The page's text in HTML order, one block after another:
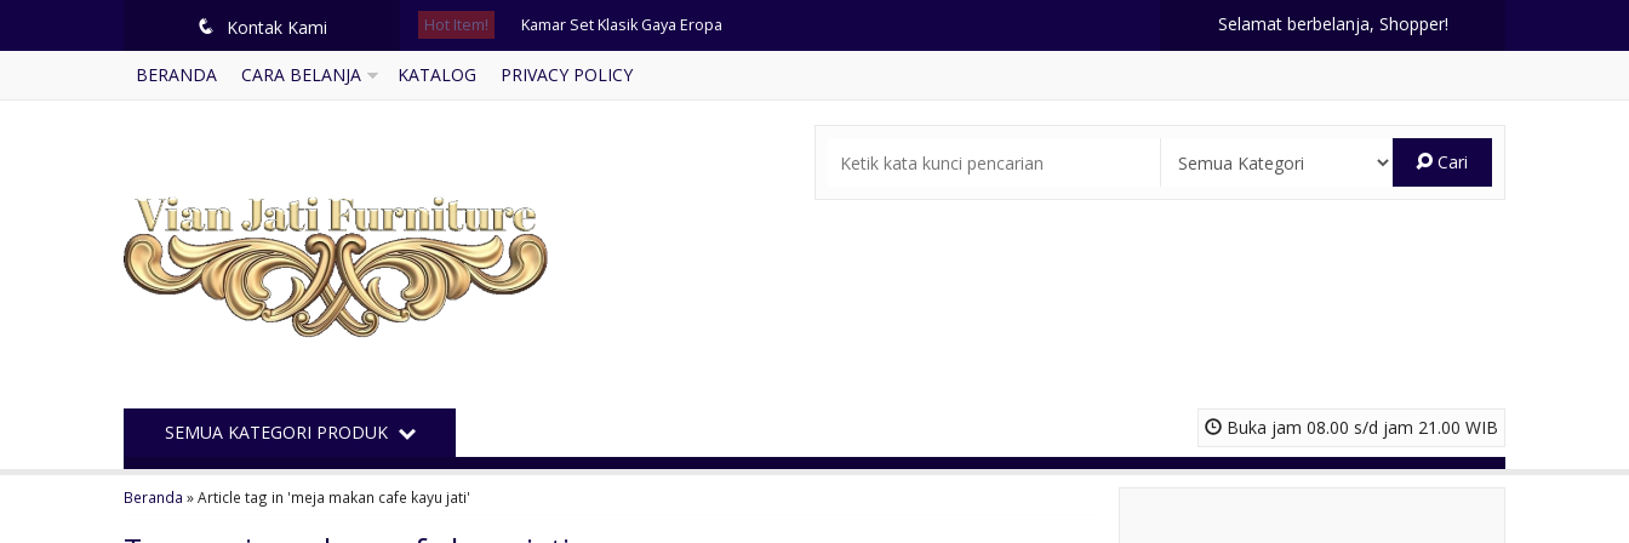
q Kontak Kami Hot Item! Kamar Set Klasik Gaya Eropa
Kursi Tamu Ukir Klasik Cat Emas
Buffet Tv Ukir Bunga Cantik
Meja Makan Ukiran Mewah Klasik
Selamat berbelanja, Shopper!
BERANDA CARA BELANJA KATALOG PRIVACY POLICY
Cari
Buka jam 08.00 s/d jam 21.00 WIB
SEMUA KATEGORI PRODUK
Beranda »Article tag in 'meja makan cafe kayu jati'